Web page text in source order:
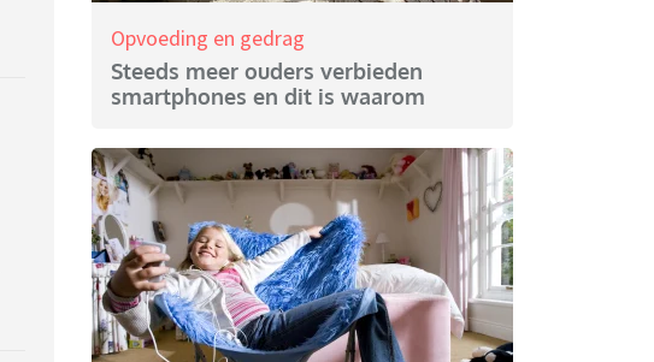
Opvoeding en gedrag
Steeds meer ouders verbieden
smartphones en dit is waarom